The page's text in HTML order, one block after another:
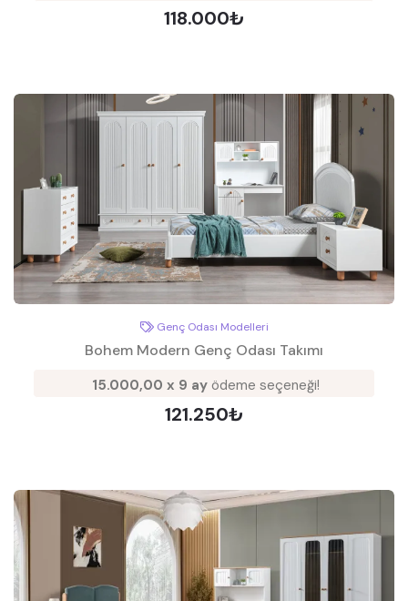
118.000₺
Genç Odası Modelleri
Bohem Modern Genç Odası Takımı
15.000,00 x 9 ayödeme seçeneği!
121.250₺